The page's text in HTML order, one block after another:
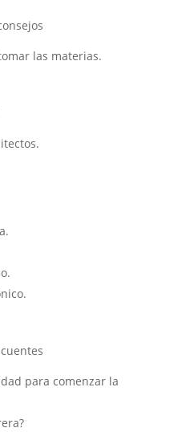
las materias.
para comenzar la